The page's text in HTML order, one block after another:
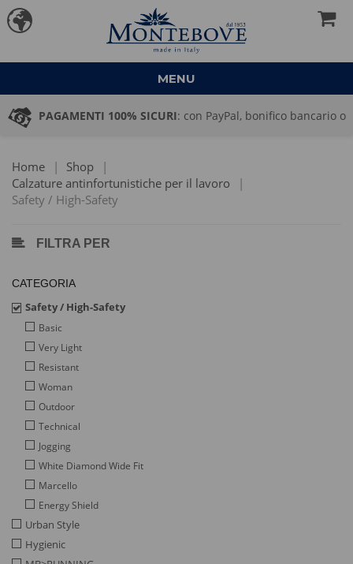
MENU
bonifico bancario o PREVENTIVI: vuoi fare un ordine di
Home | Shop
|
Calzature antinfortunistiche per il lavoro
|
Safety / High-Safety
FILTRA PER
CATEGORIA
Safety / High-Safety
Basic
Very Light
Resistant
Woman
Outdoor
Technical
Jogging
White Diamond Wide Fit
Marcello
Energy Shield
Urban Style
Hygienic